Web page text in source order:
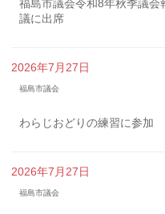
福島市議会令和8年秋季議
議に出席
2026年7月27日
福島市議会
わらじおどりの練習に参加
2026年7月27日
福島市議会